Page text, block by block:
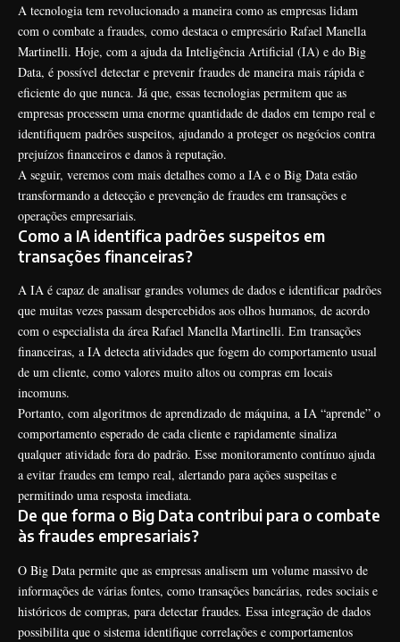
A tecnologia tem revolucionado a maneira como as empresas lidam
com o combate a fraudes, como destaca o empresário Rafael Manella
Martinelli. Hoje, com a ajuda da Inteligência Artificial (IA) e do Big
Data, é possível detectar e prevenir fraudes de maneira mais rápida e
eficiente do que nunca. Já que, essas tecnologias permitem que as
empresas processem uma enorme quantidade de dados em tempo real e
identifiquem padrões suspeitos, ajudando a proteger os negócios contra
prejuízos financeiros e danos à reputação.
A seguir, veremos com mais detalhes como a IA e o Big Data estão
transformando a detecção e prevenção de fraudes em transações e
operações empresariais.
Como a IA identifica padrões suspeitos em
transações financeiras?
A IA é capaz de analisar grandes volumes de dados e identificar padrões
que muitas vezes passam despercebidos aos olhos humanos, de acordo
com o especialista da área Rafael Manella Martinelli. Em transações
financeiras, a IA detecta atividades que fogem do comportamento usual
de um cliente, como valores muito altos ou compras em locais
incomuns.
Portanto, com algoritmos de aprendizado de máquina, a IA “aprende” o
comportamento esperado de cada cliente e rapidamente sinaliza
qualquer atividade fora do padrão. Esse monitoramento contínuo ajuda
a evitar fraudes em tempo real, alertando para ações suspeitas e
permitindo uma resposta imediata.
De que forma o Big Data contribui para o combate
às fraudes empresariais?
O Big Data permite que as empresas analisem um volume massivo de
informações de várias fontes, como transações bancárias, redes sociais e
históricos de compras, para detectar fraudes. Essa integração de dados
possibilita que o sistema identifique correlações e comportamentos